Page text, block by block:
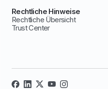
Rechtliche Hinweise
Rechtliche Übersicht
Trust Center